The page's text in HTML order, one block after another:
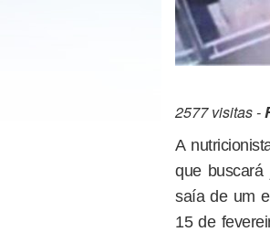
2577 visitas -
A
que buscará
saía de um
15 de